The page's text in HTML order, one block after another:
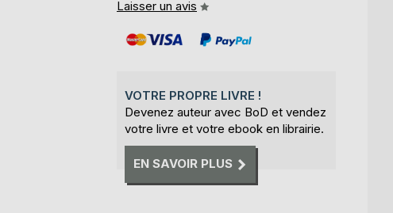
Laisser un avis
VOTRE PROPRE LIVRE !
Devenez auteur avec BoD et vendez
votre livre et votre ebook en librairie.
EN SAVOIR PLUS